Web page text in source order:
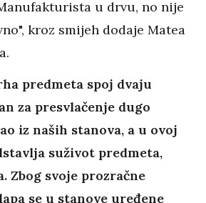
u drvu, no nije
kroz smijeh dodaje Matea
predmeta spoj dvaju
za presvlačenje dugo
iz naših stanova, a u ovoj
suživot predmeta,
Zbog svoje prozračne
se u stanove uređene